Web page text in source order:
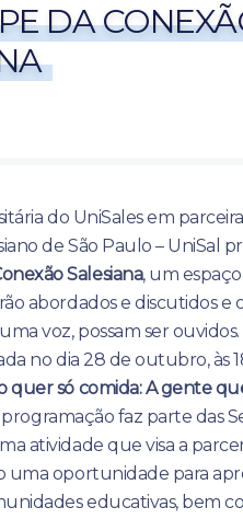
DA
do UniSales em
de São Paulo – UniSal
Salesiana, um
abordados e discutidos e
voz, possam ser
no dia 28 de outubro, às
quer só comida: A gente
programação faz parte das
atividade que visa a
uma oportunidade para
educativas, bem